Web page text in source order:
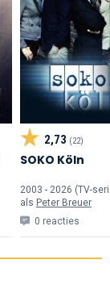
2,73 (22)
SOKO Köln
2003 - 2026 (TV-
als Peter Breuer
0 reacties